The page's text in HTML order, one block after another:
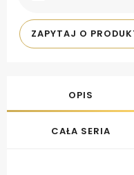
ZAPYTAJ O
OPIS
CAŁA SERIA